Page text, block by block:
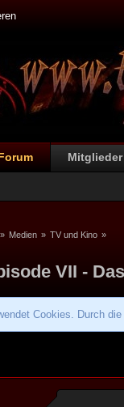
Mitglieder
» Medien » TV und Kino »
VII -
Cookies. Durch